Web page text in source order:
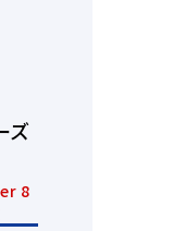
ズ
8